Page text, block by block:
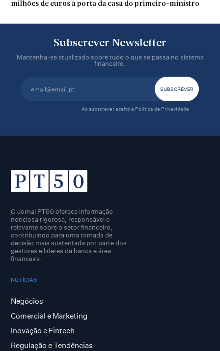
milhões de euros à porta da casa do primeiro-ministro
Subscrever Newsletter
Mantenha-se atualizado sobre tudo o que se passa no sistema
financeiro.
Ao subscrever aceito a Política de Privacidade
O Jornal PT50 oferece informação
noticiosa rigorosa, responsável e
relevante sobre o setor financeiro,
contribuindo para uma tomada de
decisão mais sustentada por parte dos
gestores e lideres da banca e área
financeira.
NOTÍCIAS
Negócios
Comercial e Marketing
Inovação e Fintech
Regulação e Tendências